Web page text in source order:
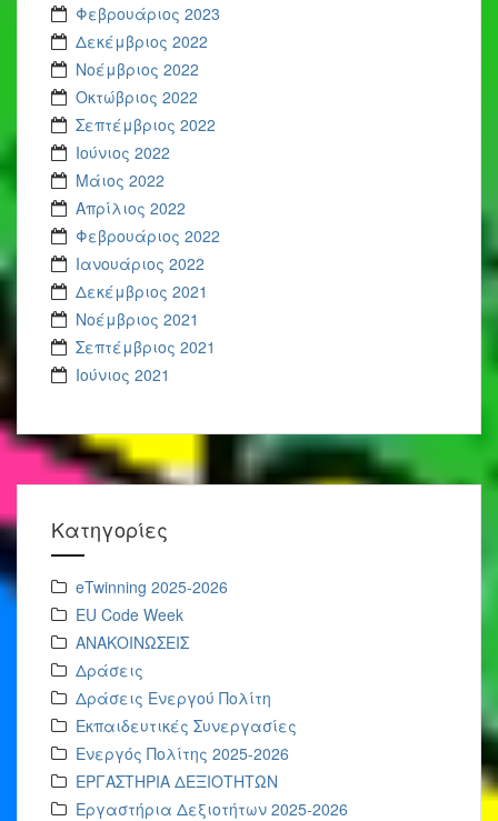
Φεβρουάριος 2023
Δεκέμβριος 2022
Νοέμβριος 2022
Οκτώβριος 2022
Σεπτέμβριος 2022
Ιούνιος 2022
Μάιος 2022
Απρίλιος 2022
Φεβρουάριος 2022
Ιανουάριος 2022
Δεκέμβριος 2021
Νοέμβριος 2021
Σεπτέμβριος 2021
Ιούνιος 2021
Kατηγορίες
eTwinning 2025-2026
EU Code Week
ΑΝΑΚΟΙΝΩΣΕΙΣ
Δράσεις
Δράσεις Ενεργού Πολίτη
Εκπαιδευτικές Συνεργασίες
Ενεργός Πολίτης 2025-2026
ΕΡΓΑΣΤΗΡΙΑ ΔΕΞΙΟΤΗΤΩΝ
Εργαστήρια Δεξιοτήτων 2025-2026